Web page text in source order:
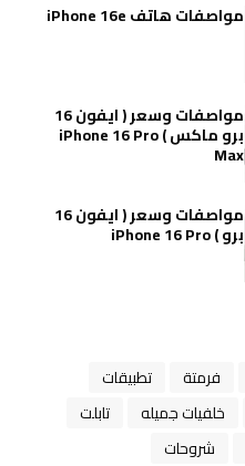
مواصفات هاتف iPhone 16e
مواصفات وسعر ( ايفون 16
برو ماكس ) iPhone 16 Pro
Max
مواصفات وسعر ( ايفون 16
برو ) iPhone 16 Pro
فرمتة
تطبيقات
خلفيات جميله
تابلت
شروحات